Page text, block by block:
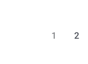
1 2